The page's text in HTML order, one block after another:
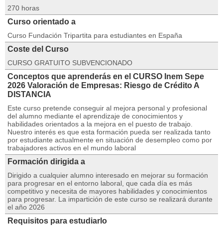
270 horas
Curso orientado a
Curso Fundación Tripartita para estudiantes en España
Coste del Curso
CURSO GRATUITO SUBVENCIONADO
Conceptos que aprenderás en el CURSO Inem Sepe
2026 Valoración de Empresas: Riesgo de Crédito A
DISTANCIA
Este curso pretende conseguir al mejora personal y profesional
del alumno mediante el aprendizaje de conocimientos y
habilidades orientados a la mejora en el puesto de trabajo.
Nuestro interés es que esta formación pueda ser realizada tanto
por estudiante actualmente en situación de desempleo como por
trabajadores activos en el mundo laboral
Formación dirigida a
Dirigido a cualquier alumno interesado en mejorar su formación
para progresar en el entorno laboral, que cada día es más
competitivo y necesita de mayores habilidades y conocimientos
para progresar. La impartición de este curso se realizará durante
el año 2026
Requisitos para estudiarlo